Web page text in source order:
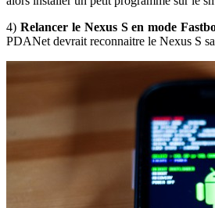
4) Relancer le Nexus S en mode
PDANet devrait reconnaitre le Nexus S